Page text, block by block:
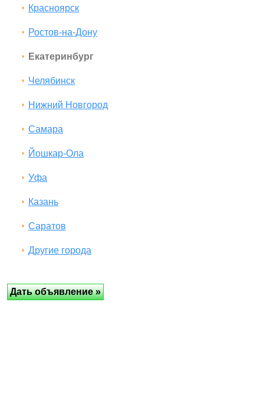
Красноярск
Ростов-на-Дону
Екатеринбург
Челябинск
Нижний Новгород
Самара
Йошкар-Ола
Уфа
Казань
Саратов
Другие города